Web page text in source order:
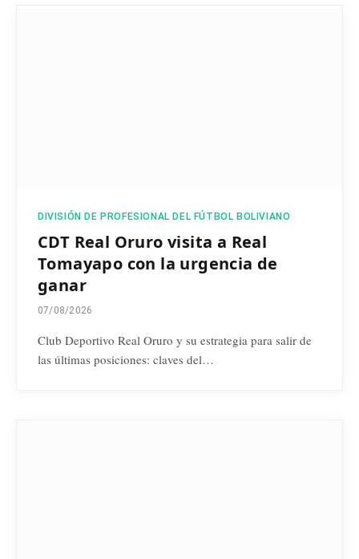
DIVISIÓN DE PROFESIONAL DEL FÚTBOL BOLIVIANO
CDT Real Oruro visita a Real
Tomayapo con la urgencia de
ganar
07/08/2026
Club Deportivo Real Oruro y su estrategia para salir de
las últimas posiciones: claves del…